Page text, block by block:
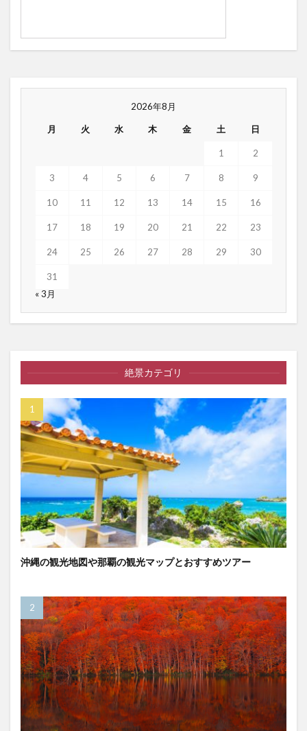
2026年8月
月 火 水 木 金 土 日
1 2
3 4 5 6 7 8 9
10 11 12 13 14 15 16
17 18 19 20 21 22 23
24 25 26 27 28 29 30
31
« 3月
絶景カテゴリ
沖縄の観光地図や那覇の観光マップとおすすめツアー